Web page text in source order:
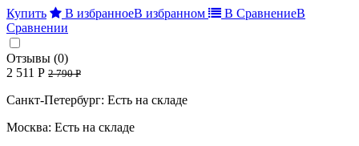
Купить В избранноеВ избранном В СравнениеВ
Сравнении
Отзывы (0)
2 511 Р 2 790 Р
Санкт-Петербург: Есть на складе
Москва: Есть на складе